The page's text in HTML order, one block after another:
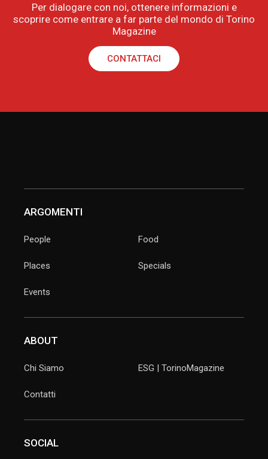
Per dialogare con noi, ottenere informazioni e
scoprire come entrare a far parte del mondo di Torino
Magazine
CONTATTACI
ARGOMENTI
People
Places
Events
Food
Specials
ABOUT
Chi Siamo
Contatti
ESG | TorinoMagazine
SOCIAL